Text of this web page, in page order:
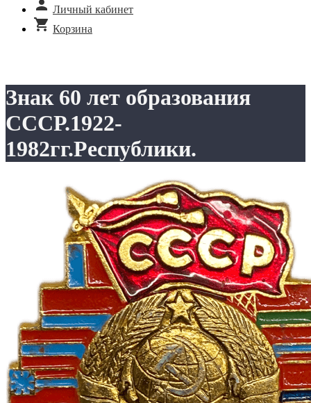
Личный кабинет
Корзина
Знак 60 лет образования
СССР.1922-
1982гг.Республики.